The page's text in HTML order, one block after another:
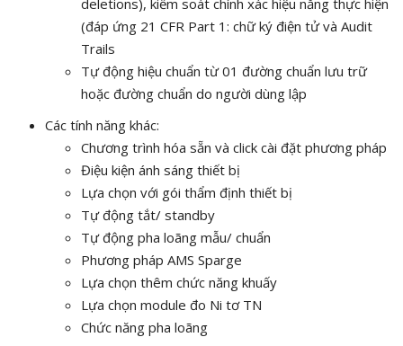
deletions), kiểm soát chính xác hiệu năng thực hiện
(đáp ứng 21 CFR Part 1: chữ ký điện tử và Audit
Trails
Tự động hiệu chuẩn từ 01 đường chuẩn lưu trữ
hoặc đường chuẩn do người dùng lập
Các tính năng khác:
Chương trình hóa sẵn và click cài đặt phương pháp
Điệu kiện ánh sáng thiết bị
Lựa chọn với gói thẩm định thiết bị
Tự động tắt/ standby
Tự động pha loãng mẫu/ chuẩn
Phương pháp AMS Sparge
Lựa chọn thêm chức năng khuấy
Lựa chọn module đo Ni tơ TN
Chức năng pha loãng